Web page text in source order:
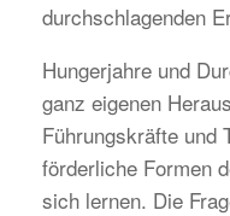
durchschlagenden
Hungerjahre und
ganz eigenen
Führungskräfte und
förderliche Formen
sich lernen. Die